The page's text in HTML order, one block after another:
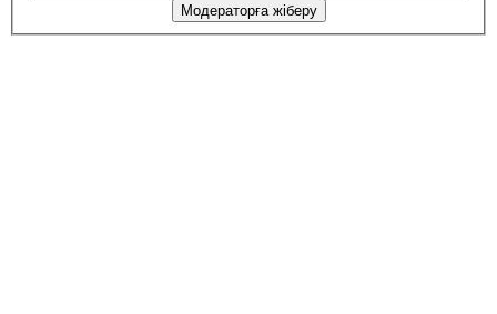
Модераторға жіберу